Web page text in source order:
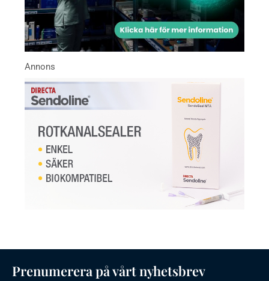
Prenumerera på vårt nyhetsbrev